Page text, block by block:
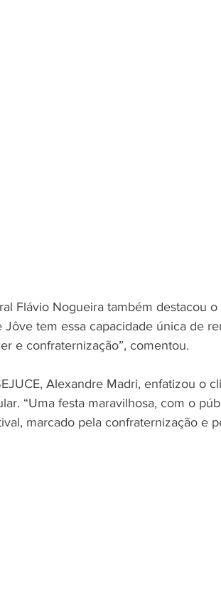
Flávio Nogueira também destacou
Jôve tem essa capacidade única de
e confraternização”, comentou.
Alexandre Madri, enfatizou o
“Uma festa maravilhosa, com o
marcado pela confraternização e